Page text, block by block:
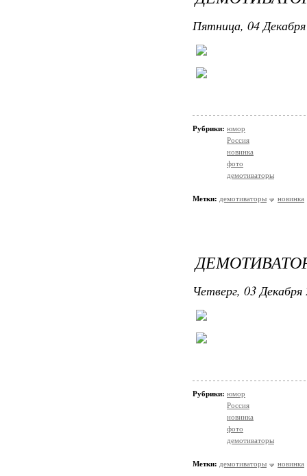
Пятница, 04
Рубрики: юмор
Россия
новинка
фото
демотиваторы
Метки: демотиваторы новинка
Четверг, 03
Рубрики: юмор
Россия
новинка
фото
демотиваторы
Метки: демотиваторы новинка